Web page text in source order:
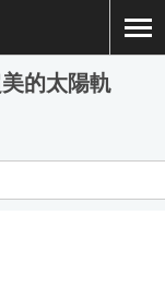
的太陽軌